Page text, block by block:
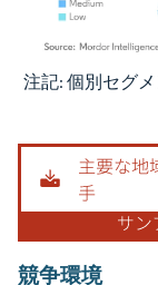
画像 © Mordor
注記: 個別セグ
競争環境